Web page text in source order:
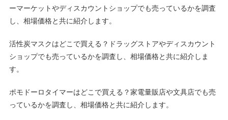
ーマーケットやディスカウントショップでも売っているかを調査
し、相場価格と共に紹介します。
活性炭マスクはどこで買える？ドラッグストアやディスカウント
ショップでも売っているかを調査し、相場価格と共に紹介しま
す。
ポモドーロタイマーはどこで買える？家電量販店や文具店でも売
っているかを調査し、相場価格と共に紹介します。